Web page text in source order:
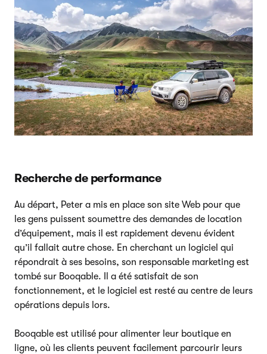
Recherche de performance
Au départ, Peter a mis en place son site Web pour que
les gens puissent soumettre des demandes de location
d’équipement, mais il est rapidement devenu évident
qu’il fallait autre chose. En cherchant un logiciel qui
répondrait à ses besoins, son responsable marketing est
tombé sur Booqable. Il a été satisfait de son
fonctionnement, et le logiciel est resté au centre de leurs
opérations depuis lors.
Booqable est utilisé pour alimenter leur boutique en
ligne, où les clients peuvent facilement parcourir leurs